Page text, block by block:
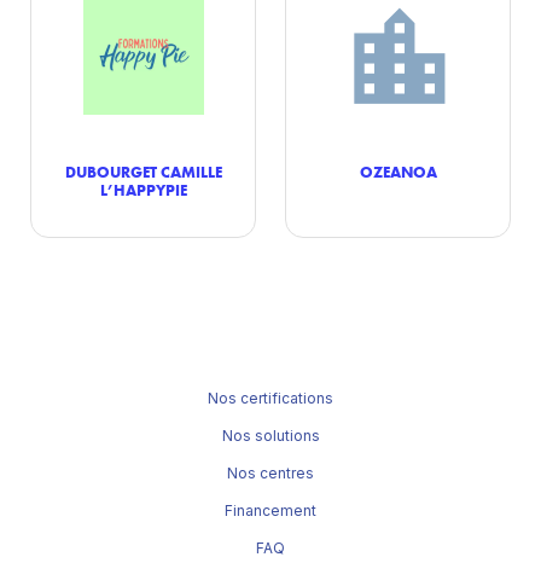
DUBOURGET CAMILLE
L’HAPPYPIE
OZEANOA
Nos certifications
Nos solutions
Nos centres
Financement
FAQ